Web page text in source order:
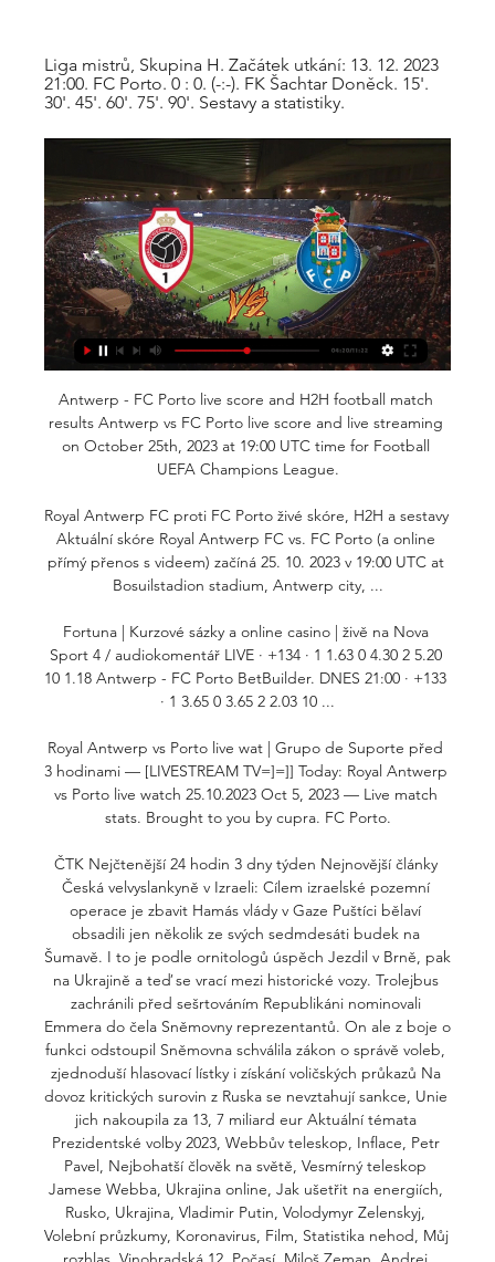
Liga mistrů, Skupina H. Začátek utkání: 13. 12. 2023
21:00. FC Porto. 0 : 0. (-:-). FK Šachtar Doněck. 15'.
30'. 45'. 60'. 75'. 90'. Sestavy a statistiky.
Antwerp - FC Porto live score and H2H football match
results Antwerp vs FC Porto live score and live streaming
on October 25th, 2023 at 19:00 UTC time for Football
UEFA Champions League.
Royal Antwerp FC proti FC Porto živé skóre, H2H a sestavy
Aktuální skóre Royal Antwerp FC vs. FC Porto (a online
přímý přenos s videem) začíná 25. 10. 2023 v 19:00 UTC at
Bosuilstadion stadium, Antwerp city, ...
Fortuna | Kurzové sázky a online casino | živě na Nova
Sport 4 / audiokomentář LIVE · +134 · 1 1.63 0 4.30 2 5.20
10 1.18 Antwerp - FC Porto BetBuilder. DNES 21:00 · +133
· 1 3.65 0 3.65 2 2.03 10 ...
Royal Antwerp vs Porto live wat | Grupo de Suporte před
3 hodinami — [LIVESTREAM TV=]=]] Today: Royal Antwerp
vs Porto live watch 25.10.2023 Oct 5, 2023 — Live match
stats. Brought to you by cupra. FC Porto.
ČTK Nejčtenější 24 hodin 3 dny týden Nejnovější články
Česká velvyslankyně v Izraeli: Cílem izraelské pozemní
operace je zbavit Hamás vlády v Gaze Puštíci bělaví
obsadili jen několik ze svých sedmdesáti budek na
Šumavě. I to je podle ornitologů úspěch Jezdil v Brně, pak
na Ukrajině a teď se vrací mezi historické vozy. Trolejbus
zachránili před sešrtováním Republikáni nominovali
Emmera do čela Sněmovny reprezentantů. On ale z boje o
funkci odstoupil Sněmovna schválila zákon o správě voleb,
zjednoduší hlasovací lístky i získání voličských průkazů Na
dovoz kritických surovin z Ruska se nevztahují sankce, Unie
jich nakoupila za 13, 7 miliard eur Aktuální témata
Prezidentské volby 2023, Webbův teleskop, Inflace, Petr
Pavel, Nejbohatší člověk na světě, Vesmírný teleskop
Jamese Webba, Ukrajina online, Jak ušetřit na energiích,
Rusko, Ukrajina, Vladimir Putin, Volodymyr Zelenskyj,
Volební průzkumy, Koronavirus, Film, Statistika nehod, Můj